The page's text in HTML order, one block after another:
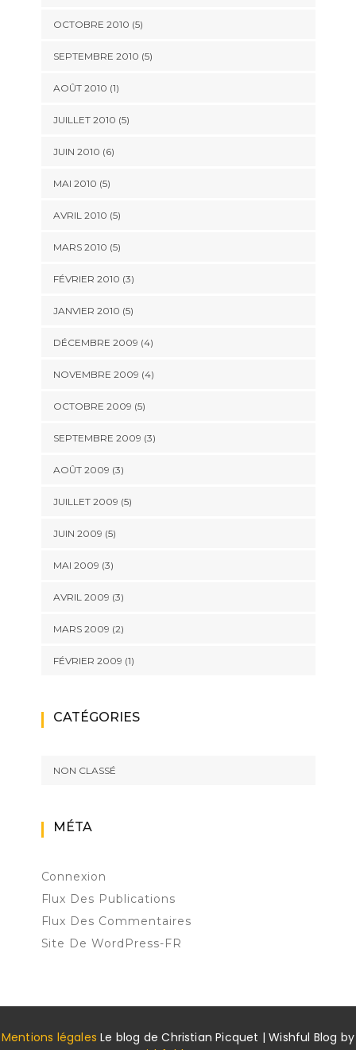
OCTOBRE 2010 (5)
SEPTEMBRE 2010 (5)
AOÛT 2010 (1)
JUILLET 2010 (5)
JUIN 2010 (6)
MAI 2010 (5)
AVRIL 2010 (5)
MARS 2010 (5)
FÉVRIER 2010 (3)
JANVIER 2010 (5)
DÉCEMBRE 2009 (4)
NOVEMBRE 2009 (4)
OCTOBRE 2009 (5)
SEPTEMBRE 2009 (3)
AOÛT 2009 (3)
JUILLET 2009 (5)
JUIN 2009 (5)
MAI 2009 (3)
AVRIL 2009 (3)
MARS 2009 (2)
FÉVRIER 2009 (1)
CATÉGORIES
NON CLASSÉ
MÉTA
Connexion
Flux Des Publications
Flux Des Commentaires
Site De WordPress-FR
Mentions légales Le blog de Christian Picquet | Wishful Blog by